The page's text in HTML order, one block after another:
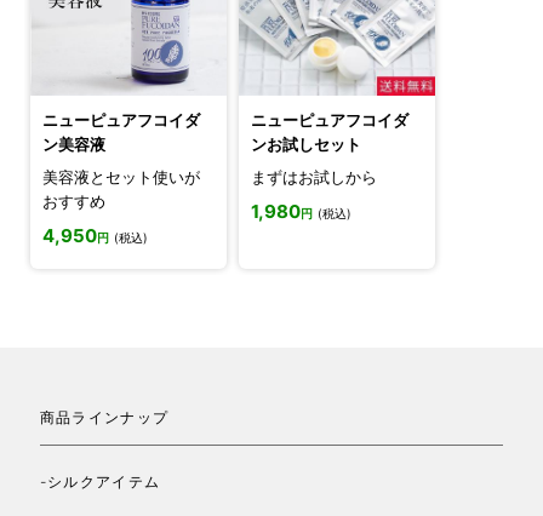
ニューピュアフコイダ
ン美容液
美容液とセット使いが
おすすめ
4,950円 (税込)
ニューピュアフコイダ
ンお試しセット
まずはお試しから
1,980円 (税込)
商品ラインナップ
-シルクアイテム